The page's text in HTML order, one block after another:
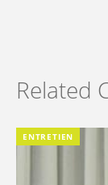
Related
ENTRETIEN